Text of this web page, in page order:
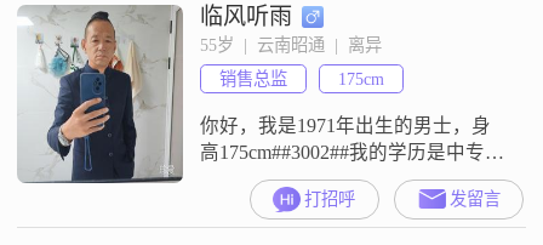
我是一个真诚可靠的人，平时随和
易相处，也比较善解人意##3002##
我是一个性格比较平和的人，希望
找到一个能够真诚沟通的人##
临风听雨
55岁  |  云南昭通  |  离异
销售总监
175cm
你好，我是1971年出生的男士，身
高175cm##3002##我的学历是中专，
目前工作地在中国，月收入在8001
到12000元之间##3002##我的性格特
点是稳重可靠，平时也挺幽默风趣
打招呼 发留言